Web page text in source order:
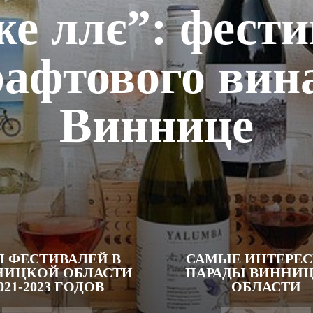
ллє”:
Виннице
ФЕСТИВАЛЕЙ В
ОБЛАСТИ
2023 ГОДОВ
САМЫЕ
ПАРАДЫ
ОБЛАСТИ